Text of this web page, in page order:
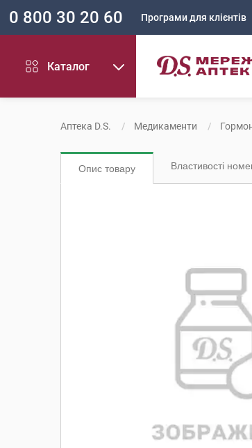
0 800 30 20 60 Програми для клієнтів
Каталог
Аптека D.S. Медикаменти
Опис товару Властивості